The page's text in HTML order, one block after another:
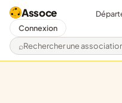
Assoce
Rechercher une
Connexion